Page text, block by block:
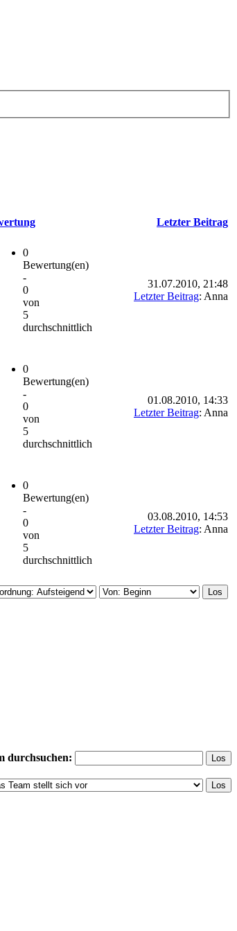
Letzter Beitrag
0
Bewertung(en)
-
0
von
5
durchschnittlich
31.07.2010, 21:48
Letzter Beitrag: Anna
0
Bewertung(en)
-
0
von
5
durchschnittlich
01.08.2010, 14:33
Letzter Beitrag: Anna
0
Bewertung(en)
-
0
von
5
durchschnittlich
03.08.2010, 14:53
Letzter Beitrag: Anna
durchsuchen: